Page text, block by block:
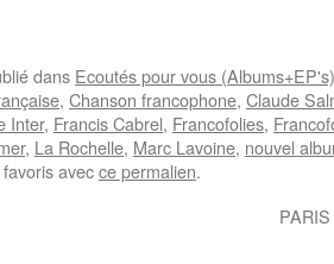
dans Ecoutés pour vous (Albums+EP's)
, Chanson francophone, Claude
Inter, Francis Cabrel, Francofolies,
, La Rochelle, Marc Lavoine, nouvel
avecce permalien.